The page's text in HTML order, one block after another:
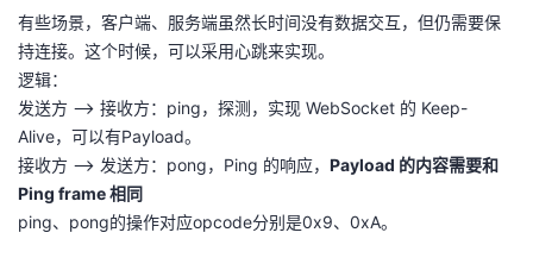
有些场景，客户端、服务端虽然长时间没有数据交互，但仍需要保
持连接。这个时候，可以采用心跳来实现。
逻辑：
发送方 --> 接收方：ping，探测，实现 WebSocket 的 Keep-
Alive，可以有Payload。
接收方 --> 发送方：pong，Ping 的响应， Payload 的内容需要和
Ping frame 相同
ping、pong的操作对应opcode分别是0x9、0xA。